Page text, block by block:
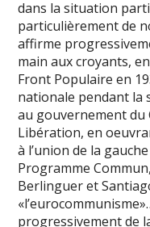
dans la situation
particulièrement de
affirme
main aux croyants,
Front Populaire en
nationale pendant la
au gouvernement du
Libération, en
à l’union de la
Programme
Berlinguer et
progressivement de